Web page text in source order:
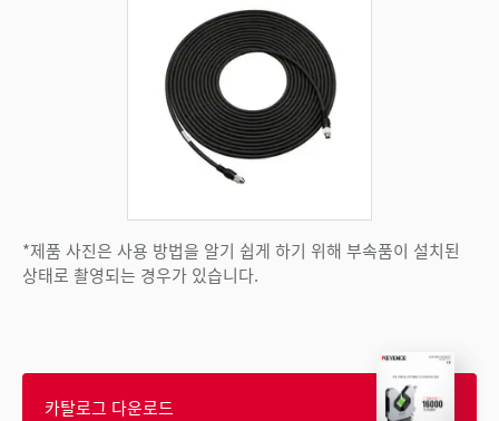
*제품 사진은 사용 방법을 알기 쉽게 하기 위해 부속품이 설치된
상태로 촬영되는 경우가 있습니다.
카탈로그 다운로드